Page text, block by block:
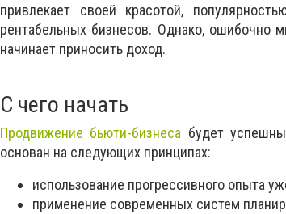
привлекает своей красотой,
рентабельных бизнесов. Однако, ошибочно
начинает приносить доход.
С чего начать
Продвижение бьюти-бизнеса будет
основан на следующих принципах:
использование прогрессивного опыта
применение современных систем